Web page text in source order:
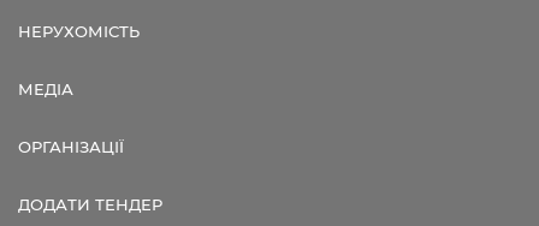
НЕРУХОМІСТЬ
МЕДІА
ОРГАНІЗАЦІЇ
ДОДАТИ ТЕНДЕР